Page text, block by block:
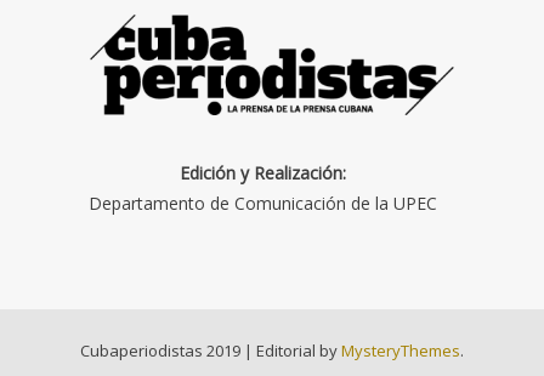
Edición y Realización:
Departamento de Comunicación de la UPEC
Cubaperiodistas 2019 | Editorial byMysteryThemes.